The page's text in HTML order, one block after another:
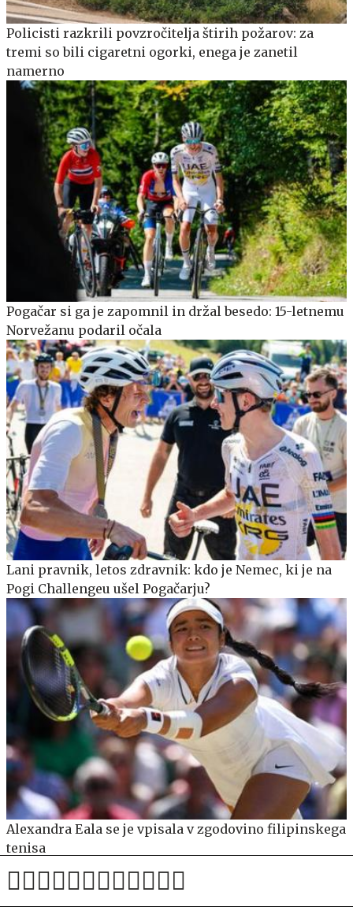
Policisti razkrili povzročitelja štirih požarov: za
tremi so bili cigaretni ogorki, enega je zanetil
namerno
Pogačar si ga je zapomnil in držal besedo: 15-letnemu
Norvežanu podaril očala
Lani pravnik, letos zdravnik: kdo je Nemec, ki je na
Pogi Challengeu ušel Pogačarju?
Alexandra Eala se je vpisala v zgodovino filipinskega
tenisa